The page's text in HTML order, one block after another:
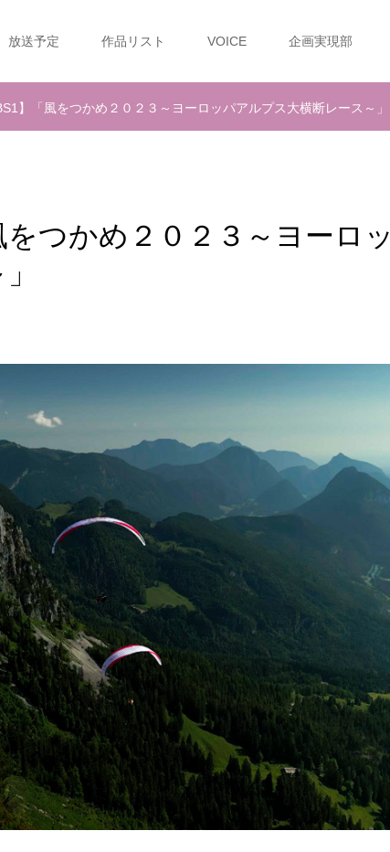
放送予定 作品リスト VOICE 企画実現部
】「風をつかめ２０２３～ヨーロッパアルプス大横断レース～」
をつかめ２０２３～ヨーロッ